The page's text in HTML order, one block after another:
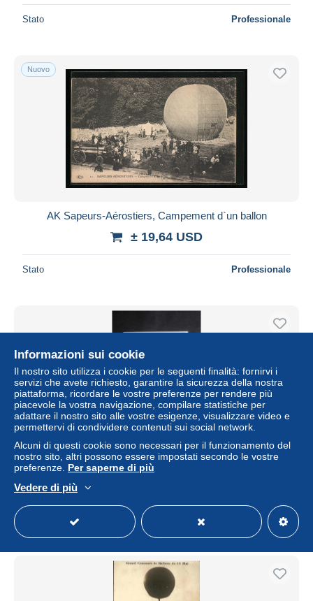
Stato Professionale
Nuovo
AK Sapeurs-Aérostiers, Campement d`un ballon
± 19,64 USD
Stato Professionale
AVIATION - Carte postale - Ballon - L 36758
Professionale
Informazioni sui cookie
Il nostro sito utilizza i cookie per le seguenti finalità: fornirvi i
servizi che avete richiesto, garantire la sicurezza della nostra
piattaforma, ricordare le vostre preferenze per rendere più
piacevole la vostra navigazione, compilare statistiche per
adattare il nostro sito alle vostre esigenze, visualizzare video e
permettervi di condividere contenuti sui social network.
Alcuni di questi cookie sono necessari per il funzionamento del
nostro sito, altri possono essere impostati secondo le vostre
preferenze. Per saperne di più
Vedere di più